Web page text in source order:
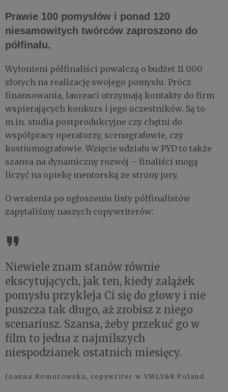
Prawie 100 pomysłów i ponad 120
niesamowitych twórców zaproszono do
półfinału.
Wyłonieni półfinaliści powalczą o budżet 11 000
złotych na realizację swojego pomysłu. Prócz
finansowania, laureaci otrzymają kontakty do firm
wspierających konkurs i jego uczestników. Są to
m.in. studia postprodukcyjne czy chętni do
współpracy operatorzy, scenografowie, czy
kostiumografowie. Wzięcie udziału w PYD to także
szansa na dynamiczny rozwój – finaliści mogą
liczyć na opiekę mentorską ze strony jury.
O wrażenia po ogłoszeniu listy półfinalistów
zapytaliśmy naszych copywriterów:
Niewiele znam stanów równie
ekscytujących, jak ten, kiedy zalążek
pomysłu przykleja Ci się do głowy i nie
puszcza tak długo, aż zrobisz z niego
scenariusz. Szansa, żeby przekuć go w
film to jedna z najmilszych
niespodzianek ostatnich miesięcy.
Joanna Komorowska, copywriter w VMLY&R Poland